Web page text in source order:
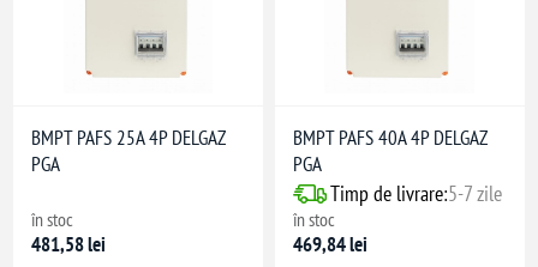
BMPT PAFS 25A 4P DELGAZ
PGA
în stoc
481,58 lei
BMPT PAFS 40A 4P DELGAZ
PGA
Timp de livrare:5-7 zile
în stoc
469,84 lei